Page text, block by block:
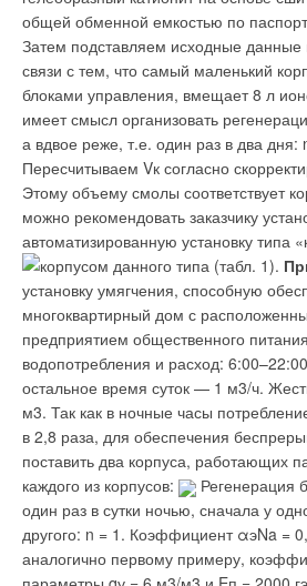
общей обменной емкостью по
Затем подставляем исходные
связи с тем, что самый маленький
блоками управления, вмещает 8 л
имеет смысл организовать
а вдвое реже, т.е. один раз в два дня:
Пересчитываем Vк согласно
Этому объему смолы соответствует
можно рекомендовать заказчику
автоматизированную установку типа
корпусом данного типа (табл. 1).
установку умягчения, способную
многоквартирный дом с
предприятием общественного
водопотребления и расход:
остальное время суток — 1 м3/ч.
м3. Так как в ночные часы
в 2,8 раза, для обеспечения
поставить два корпуса, работающих
каждого из корпусов:
Регенерация
один раз в сутки ночью, сначала у
другого: n = 1. Коэффициент αэNa =
аналогично первому примеру,
Текст комментария
технологического регламента на
соответствующих видов работ,
традиционной траншейной или
при строительстве и/или
водоотводящих сетей с
труб должно тщательно
эксплуатационными службами.
на производство работ на конкретном
вышестоящей организацией или
В технологическом регламенте
строительству, восстановлению или
должны приводиться следующие
сущность подготовительных работ,
сроки представления исполнителям
технической документации на
трубопровод; здесь указывается
проектной и исполнительной
особенности, выявленные в процессе
(например, характер дефектов), а
наличие других инженерных
проведения работ.
К подготовительным работам
металлопластиковой трубы. Для труб
высокотемпературного полиэтилена
применяются обжимные фитинги без
штуцере, в остальном форма фитинга
Указывать производителей таких
поскольку в одной Италии их
а в КНР раз в десять больше.
Практически так же выглядят
монтажа медных и стальных (обычно
стали) труб. Единственным отличием
обжимного кольца (цанги). Если в
плоское с характерным косым
внутренней стороне, то в данном
выпуклое, без разреза. Штуцер в
имеет резиновых уплотнений.
Своего рода компрессионные, а если
зажимные фитинги, используемые
труб из сшитого полиэтилена (PEX),
ассортименте некоторых иностранных
Uponor. Корпус фитинга также
Имеется штуцер, на который
гильза, обжимающая трубу с